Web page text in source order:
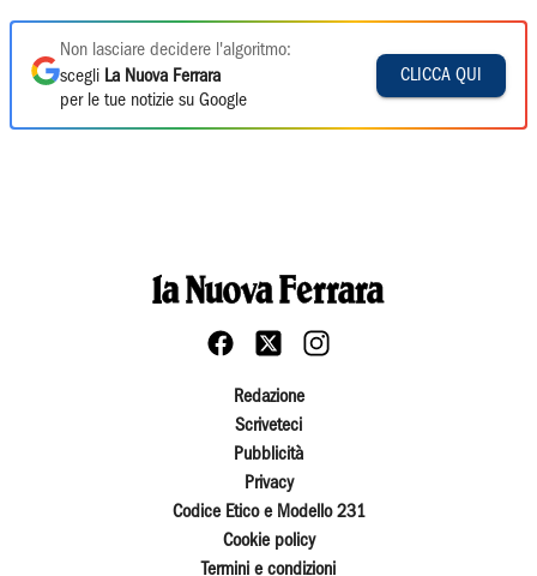
Non lasciare decidere l'algoritmo:
scegli La Nuova Ferrara
per le tue notizie su Google
CLICCA QUI
Redazione
Scriveteci
Pubblicità
Privacy
Codice Etico e Modello 231
Cookie policy
Termini e condizioni